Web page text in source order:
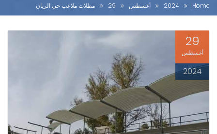
Home
2024 أغسطس 29 مظلات ملاعب حي الريان
29
أغسطس
2024